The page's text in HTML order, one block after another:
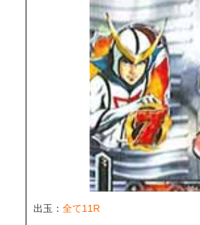
出玉： 全て11R